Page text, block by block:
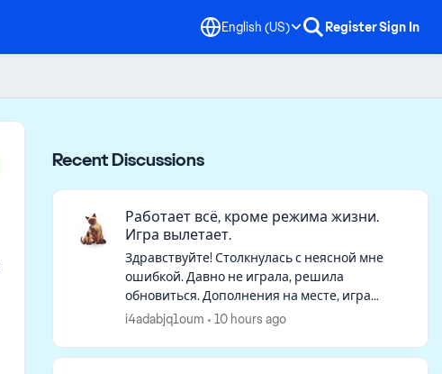
English (US) RegisterSign In
Recent Discussions
Работает всё, кроме режима жизни.
Игра вылетает.
Здравствуйте! Столкнулась с неясной мне
ошибкой. Давно не играла, решила
обновиться. Дополнения на месте, игра
загрузилась, но семьи на начальном экране
игра гр...
i4adabjq1oum 10 hours ago